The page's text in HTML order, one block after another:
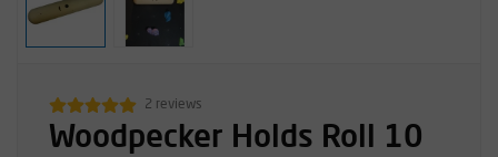
2 reviews
Woodpecker Holds Roll 10